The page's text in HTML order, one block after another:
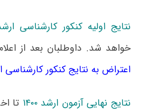
نتایج اولیه کنکور کارشناسی ارشد
خواهد شد. داوطلبان بعد از
اعتراض به نتایج کنکور کارشناسی
نتایج نهایی آزمون ارشد ۱۴۰۰
تا